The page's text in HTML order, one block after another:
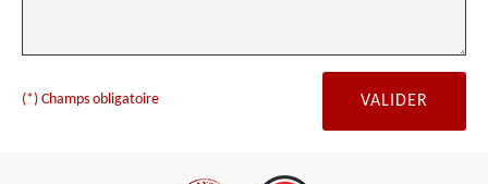
(*) Champs obligatoire